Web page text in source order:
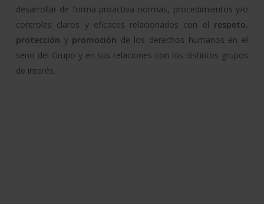
desarrollar de forma proactiva normas, procedimientos y/o
controles claros y eficaces relacionados con el respeto,
protección y promoción de los derechos humanos en el
seno del Grupo y en sus relaciones con los distintos grupos
de interés.